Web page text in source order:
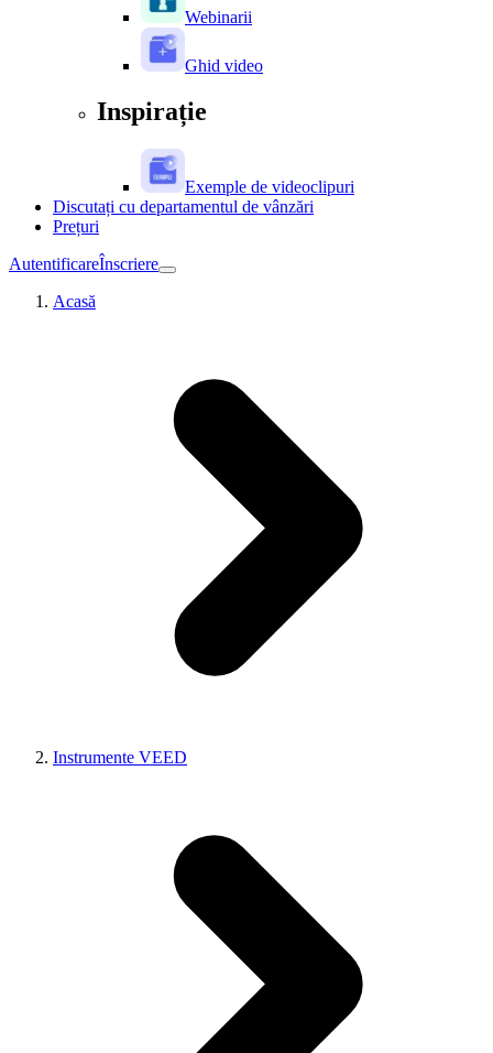
Webinarii
Ghid video
Inspirație
Exemple de videoclipuri
Discutați cu departamentul de vânzări
Prețuri
AutentificareÎnscriere
Acasă
Instrumente VEED